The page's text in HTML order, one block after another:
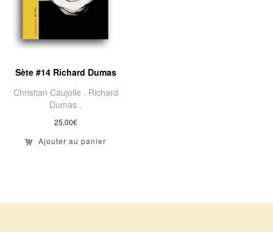
Sète #14 Richard Dumas
Christian Caujolle . Richard
Dumas .
25,00€
Ajouter au panier